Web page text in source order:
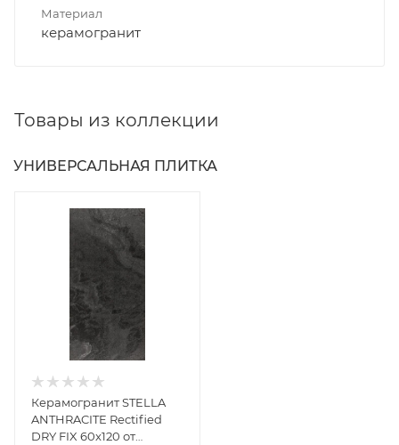
Материал
керамогранит
Товары из коллекции
УНИВЕРСАЛЬНАЯ ПЛИТКА
Керамогранит STELLA
ANTHRACITE Rectified
DRY FIX 60x120 от